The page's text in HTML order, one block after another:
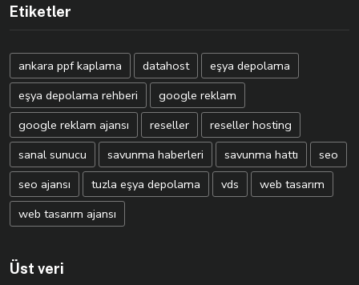
Etiketler
ankara ppf kaplama datahost
eşya depolama
eşya depolama rehberi
google reklam
google reklam ajansı
reseller
reseller hosting
sanal sunucu
savunma haberleri savunma hattı
seo
seo ajansı
tuzla eşya depolama vds
web tasarım
web tasarım ajansı
Üst veri